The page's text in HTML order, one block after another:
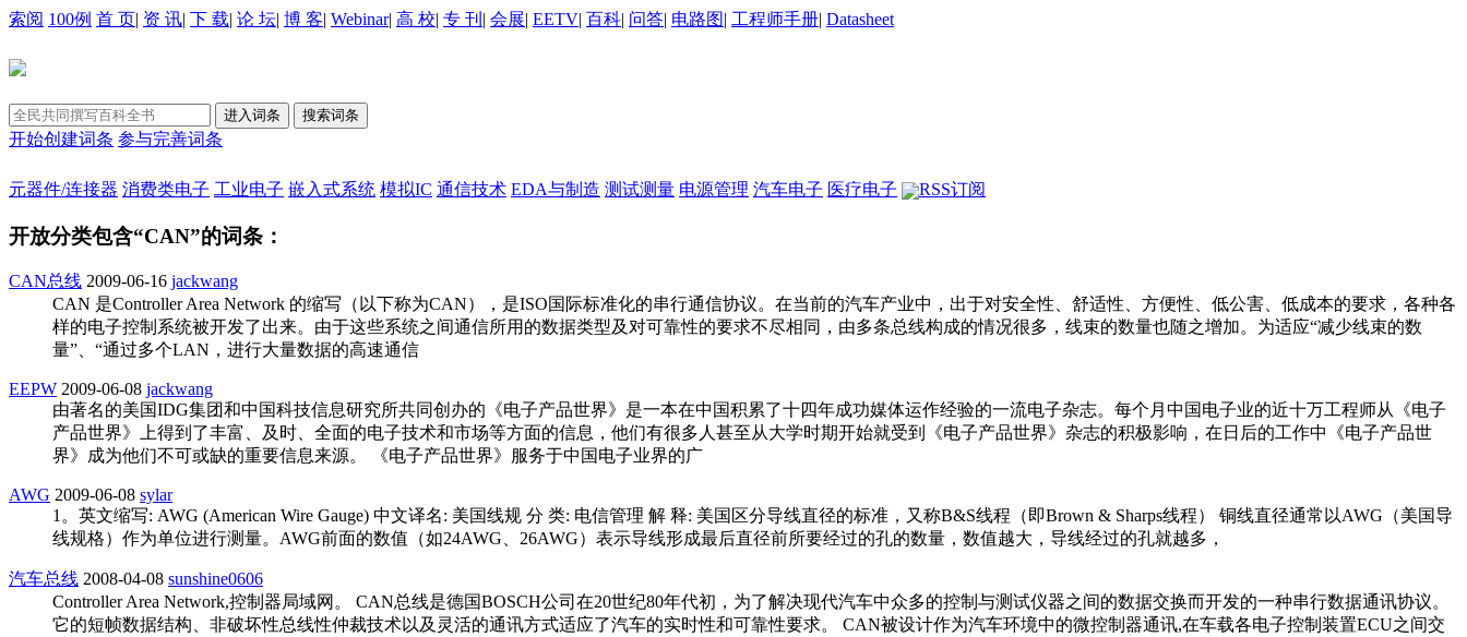
索阅 100例 首 页| 资 讯| 下 载| 论 坛| 博 客| Webinar| 高 校| 专 刊 | 会展| EETV| 百科| 问答| 电路图| 工程师手册| Datasheet
开始创建词条 参与完善词条
元器件/连接器 消费类电子 工业电子 嵌入式系统 模拟IC 通信技术 EDA与制造 测试测量 电源管理 汽车电子 医疗电子 RSS订阅
开放分类包含“CAN”的词条：
CAN总线 2009-06-16 jackwang
CAN 是Controller Area Network 的缩写（以下称为CAN），是ISO国际标准化的串行通信协议。在当前的汽车产业中，出于对安全性、舒适性、方便性、低公害、低成本的要求，各种各
样的电子控制系统被开发了出来。由于这些系统之间通信所用的数据类型及对可靠性的要求不尽相同，由多条总线构成的情况很多，线束的数量也随之增加。为适应“减少线束的数
量”、“通过多个LAN，进行大量数据的高速通信
EEPW 2009-06-08 jackwang
由著名的美国IDG集团和中国科技信息研究所共同创办的《电子产品世界》是一本在中国积累了十四年成功媒体运作经验的一流电子杂志。每个月中国电子业的近十万工程师从《电子
产品世界》上得到了丰富、及时、全面的电子技术和市场等方面的信息，他们有很多人甚至从大学时期开始就受到《电子产品世界》杂志的积极影响，在日后的工作中《电子产品世
界》成为他们不可或缺的重要信息来源。 《电子产品世界》服务于中国电子业界的广
AWG 2009-06-08 sylar
1。英文缩写: AWG (American Wire Gauge) 中文译名: 美国线规 分 类: 电信管理 解 释: 美国区分导线直径的标准，又称B&S线程（即Brown & Sharps线程） 铜线直径通常以AWG（美国导
线规格）作为单位进行测量。AWG前面的数值（如24AWG、26AWG）表示导线形成最后直径前所要经过的孔的数量，数值越大，导线经过的孔就越多，
汽车总线 2008-04-08 sunshine0606
Controller Area Network,控制器局域网。 CAN总线是德国BOSCH公司在20世纪80年代初，为了解决现代汽车中众多的控制与测试仪器之间的数据交换而开发的一种串行数据通讯协议。
它的短帧数据结构、非破坏性总线性仲裁技术以及灵活的通讯方式适应了汽车的实时性和可靠性要求。 CAN被设计作为汽车环境中的微控制器通讯,在车载各电子控制装置ECU之间交